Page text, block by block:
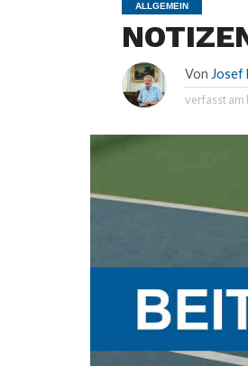
ALLGEMEIN
Von Josef
verfasst am